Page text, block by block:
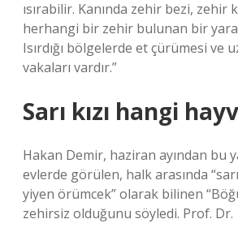
ısırabilir. Kanında zehir bezi, zehir
herhangi bir zehir bulunan bir
Isırdığı bölgelerde et çürümesi ve
vakaları vardır.”
Sarı kızı hangi
Hakan Demir, haziran ayından bu
evlerde görülen, halk arasında “sarı
yiyen örümcek” olarak bilinen
zehirsiz olduğunu söyledi. Prof. Dr.